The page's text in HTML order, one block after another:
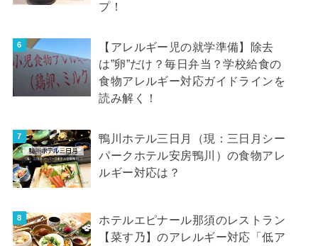
プ！
【アレルギー児の就学準備】除去
は”卵”だけ？毎日弁当？学校給食の
食物アレルギー対応ガイドラインを
読み解く！
鴨川ホテル三日月（現：三日月シー
パークホテル安房鴨川）の食物アレ
ルギー対応は？
ホテルエピナール那須のレストラン
【菜す乃】のアレルギー対応「低ア